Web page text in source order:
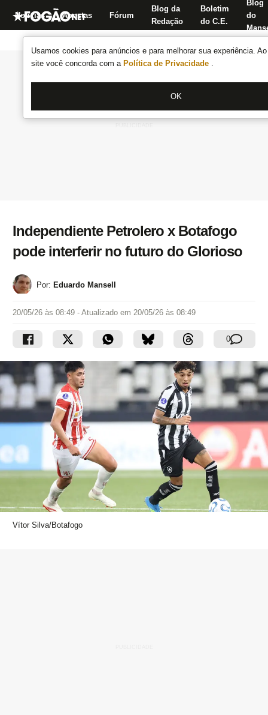
Usamos cookies para anúncios e para melhorar sua experiência.
site você concorda com a Política de Privacidade .
OK
Notícias Apostas Fórum
Blog da
Redação
Boletim
do C.E.
Blog
do
Independiente Petrolero x Botafogo
pode interferir no futuro do Glorioso
Por: Eduardo Mansell
20/05/26 às 08:49 - Atualizado em 20/05/26 às 08:49
0
Vítor Silva/Botafogo